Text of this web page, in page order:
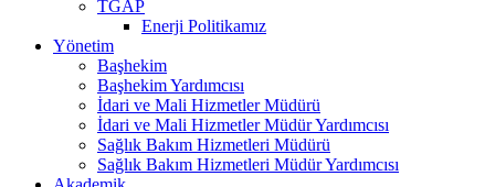
TGAP
Enerji Politikamız
Yönetim
Başhekim
Başhekim Yardımcısı
İdari ve Mali Hizmetler Müdürü
İdari ve Mali Hizmetler Müdür Yardımcısı
Sağlık Bakım Hizmetleri Müdürü
Sağlık Bakım Hizmetleri Müdür Yardımcısı